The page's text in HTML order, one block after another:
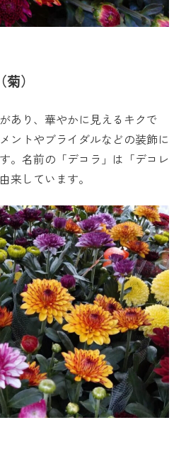
）
あり、華やかに見えるキクで
ントやブライダルなどの装飾に
。名前の「デコラ」は「デコレ
来しています。